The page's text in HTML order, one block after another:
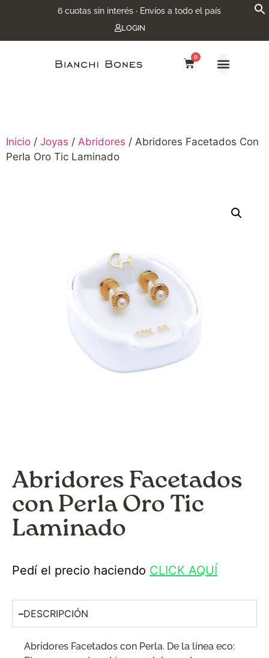
6 cuotas sin interés · Envíos a todo el país
LOGIN
0
Inicio / Joyas / Abridores / Abridores Facetados Con
Perla Oro Tic Laminado
Abridores Facetados
con Perla Oro Tic
Laminado
Pedí el precio haciendo CLICK AQUÍ
DESCRIPCIÓN
Abridores Facetados con Perla. De la línea eco: